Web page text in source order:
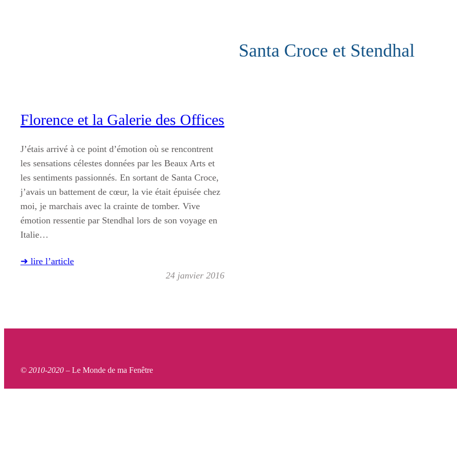
Santa Croce et Stendhal
Florence et la Galerie des Offices
J’étais arrivé à ce point d’émotion où se rencontrent
les sensations célestes données par les Beaux Arts et
les sentiments passionnés. En sortant de Santa Croce,
j’avais un battement de cœur, la vie était épuisée chez
moi, je marchais avec la crainte de tomber. Vive
émotion ressentie par Stendhal lors de son voyage en
Italie…
➜ lire l’article
24 janvier 2016
© 2010-2020 – Le Monde de ma Fenêtre